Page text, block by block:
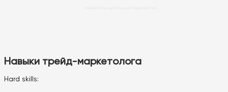
Навыки трейд-маркетолога
Hard skills: